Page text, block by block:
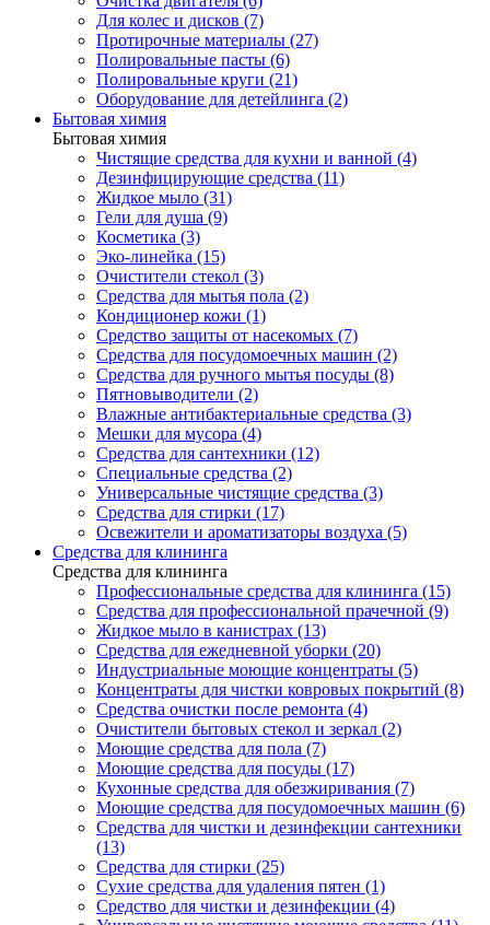
Для колес и дисков (7)
Протирочные материалы (27)
Полировальные пасты (6)
Полировальные круги (21)
Оборудование для детейлинга (2)
Бытовая химия
Бытовая химия
Чистящие средства для кухни и ванной (4)
Дезинфицирующие средства (11)
Жидкое мыло (31)
Гели для душа (9)
Косметика (3)
Эко-линейка (15)
Очистители стекол (3)
Средства для мытья пола (2)
Кондиционер кожи (1)
Средство защиты от насекомых (7)
Средства для посудомоечных машин (2)
Средства для ручного мытья посуды (8)
Пятновыводители (2)
Влажные антибактериальные средства (3)
Мешки для мусора (4)
Средства для сантехники (12)
Специальные средства (2)
Универсальные чистящие средства (3)
Средства для стирки (17)
Освежители и ароматизаторы воздуха (5)
Средства для клининга
Средства для клининга
Профессиональные средства для клининга (15)
Средства для профессиональной прачечной (9)
Жидкое мыло в канистрах (13)
Средства для ежедневной уборки (20)
Индустриальные моющие концентраты (5)
Концентраты для чистки ковровых покрытий (8)
Средства очистки после ремонта (4)
Очистители бытовых стекол и зеркал (2)
Моющие средства для пола (7)
Моющие средства для посуды (17)
Кухонные средства для обезжиривания (7)
Моющие средства для посудомоечных машин (6)
Средства для чистки и дезинфекции сантехники
(13)
Средства для стирки (25)
Сухие средства для удаления пятен (1)
Средство для чистки и дезинфекции (4)